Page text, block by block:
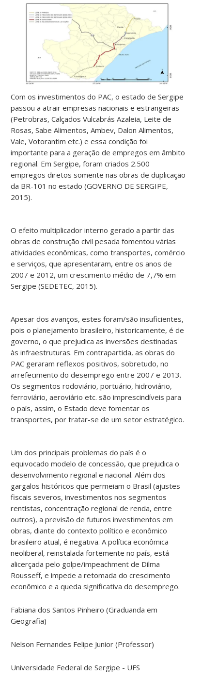
Com os investimentos do PAC, o estado de Sergipe
passou a atrair empresas nacionais e estrangeiras
(Petrobras, Calçados Vulcabrás Azaleia, Leite de
Rosas, Sabe Alimentos, Ambev, Dalon Alimentos,
Vale, Votorantim etc.) e essa condição foi
importante para a geração de empregos em âmbito
regional. Em Sergipe, foram criados 2.500
empregos diretos somente nas obras de duplicação
da BR-101 no estado (GOVERNO DE SERGIPE,
2015).
O efeito multiplicador interno gerado a partir das
obras de construção civil pesada fomentou várias
atividades econômicas, como transportes, comércio
e serviços, que apresentaram, entre os anos de
2007 e 2012, um crescimento médio de 7,7% em
Sergipe (SEDETEC, 2015).
Apesar dos avanços, estes foram/são insuficientes,
pois o planejamento brasileiro, historicamente, é de
governo, o que prejudica as inversões destinadas
às infraestruturas. Em contrapartida, as obras do
PAC geraram reflexos positivos, sobretudo, no
arrefecimento do desemprego entre 2007 e 2013.
Os segmentos rodoviário, portuário, hidroviário,
ferroviário, aeroviário etc. são imprescindíveis para
o país, assim, o Estado deve fomentar os
transportes, por tratar-se de um setor estratégico.
Um dos principais problemas do país é o
equivocado modelo de concessão, que prejudica o
desenvolvimento regional e nacional. Além dos
gargalos históricos que permeiam o Brasil (ajustes
fiscais severos, investimentos nos segmentos
rentistas, concentração regional de renda, entre
outros), a previsão de futuros investimentos em
obras, diante do contexto político e econômico
brasileiro atual, é negativa. A política econômica
neoliberal, reinstalada fortemente no país, está
alicerçada pelo golpe/impeachment de Dilma
Rousseff, e impede a retomada do crescimento
econômico e a queda significativa do desemprego.
Fabiana dos Santos Pinheiro (Graduanda em
Geografia)
Nelson Fernandes Felipe Junior (Professor)
Universidade Federal de Sergipe - UFS